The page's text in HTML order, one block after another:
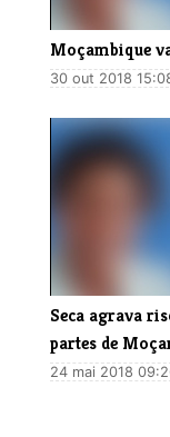
Moçambique
30 out 2018
Seca agrava
partes de
24 mai 2018